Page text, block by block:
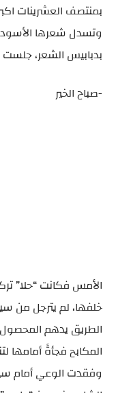
بمنتصف العشرينات
وتسدل شعرها
بدبابيس الشعر،
-صباح الخير
الأمس فكانت “حلا”
خلفها، لم يترجل من
الطريق يدهم
المكابح فجأةً
وفقدت الوعي أمام